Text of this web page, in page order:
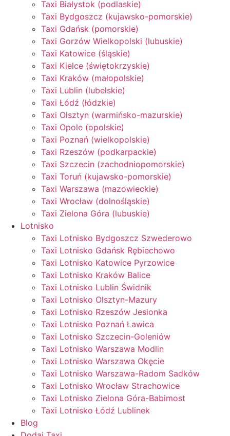
Taxi Białystok (podlaskie)
Taxi Bydgoszcz (kujawsko-pomorskie)
Taxi Gdańsk (pomorskie)
Taxi Gorzów Wielkopolski (lubuskie)
Taxi Katowice (śląskie)
Taxi Kielce (świętokrzyskie)
Taxi Kraków (małopolskie)
Taxi Lublin (lubelskie)
Taxi Łódź (łódzkie)
Taxi Olsztyn (warmińsko-mazurskie)
Taxi Opole (opolskie)
Taxi Poznań (wielkopolskie)
Taxi Rzeszów (podkarpackie)
Taxi Szczecin (zachodniopomorskie)
Taxi Toruń (kujawsko-pomorskie)
Taxi Warszawa (mazowieckie)
Taxi Wrocław (dolnośląskie)
Taxi Zielona Góra (lubuskie)
Lotnisko
Taxi Lotnisko Bydgoszcz Szwederowo
Taxi Lotnisko Gdańsk Rębiechowo
Taxi Lotnisko Katowice Pyrzowice
Taxi Lotnisko Kraków Balice
Taxi Lotnisko Lublin Świdnik
Taxi Lotnisko Olsztyn-Mazury
Taxi Lotnisko Rzeszów Jesionka
Taxi Lotnisko Poznań Ławica
Taxi Lotnisko Szczecin-Goleniów
Taxi Lotnisko Warszawa Modlin
Taxi Lotnisko Warszawa Okęcie
Taxi Lotnisko Warszawa-Radom Sadków
Taxi Lotnisko Wrocław Strachowice
Taxi Lotnisko Zielona Góra-Babimost
Taxi Lotnisko Łódź Lublinek
Blog